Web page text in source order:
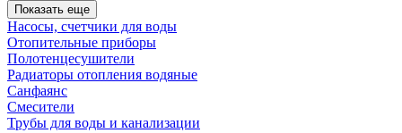
Показать еще
Насосы, счетчики для воды
Отопительные приборы
Полотенцесушители
Радиаторы отопления водяные
Санфаянс
Смесители
Трубы для воды и канализации